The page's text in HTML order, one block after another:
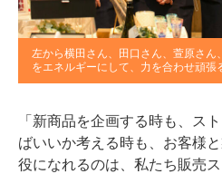
左から横田さん、田口さん、萱原さん
をエネルギーにして、力を合わせ頑張
「新商品を企画する時も、ス
ばいいか考える時も、お客様
役になれるのは、私たち販売